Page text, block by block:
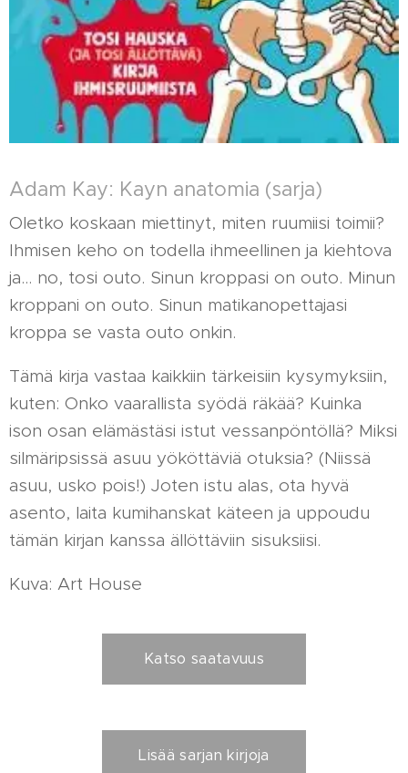
Adam Kay: Kayn anatomia (sarja)
Oletko koskaan miettinyt, miten ruumiisi toimii?
Ihmisen keho on todella ihmeellinen ja kiehtova
ja... no, tosi outo. Sinun kroppasi on outo. Minun
kroppani on outo. Sinun matikanopettajasi
kroppa se vasta outo onkin.
Tämä kirja vastaa kaikkiin tärkeisiin kysymyksiin,
kuten: Onko vaarallista syödä räkää? Kuinka
ison osan elämästäsi istut vessanpöntöllä? Miksi
silmäripsissä asuu yököttäviä otuksia? (Niissä
asuu, usko pois!) Joten istu alas, ota hyvä
asento, laita kumihanskat käteen ja uppoudu
tämän kirjan kanssa ällöttäviin sisuksiisi.
Kuva: Art House
Katso saatavuus
Lisää sarjan kirjoja